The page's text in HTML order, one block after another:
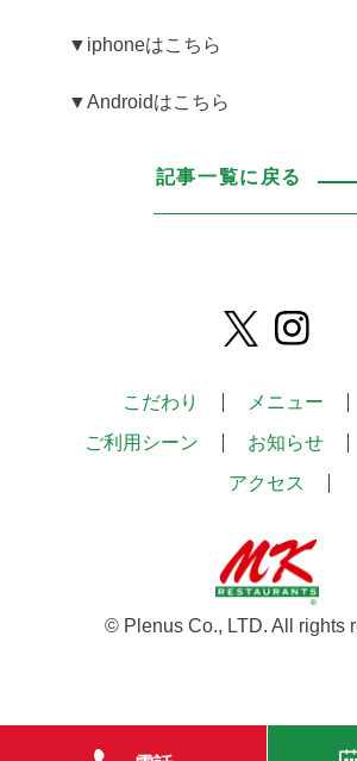
▼iphoneはこちら
▼Androidはこちら
記事一覧に戻る
こだわり メニュー
ご利用シーン
お知らせ
アクセス
© Plenus Co., LTD. All rights